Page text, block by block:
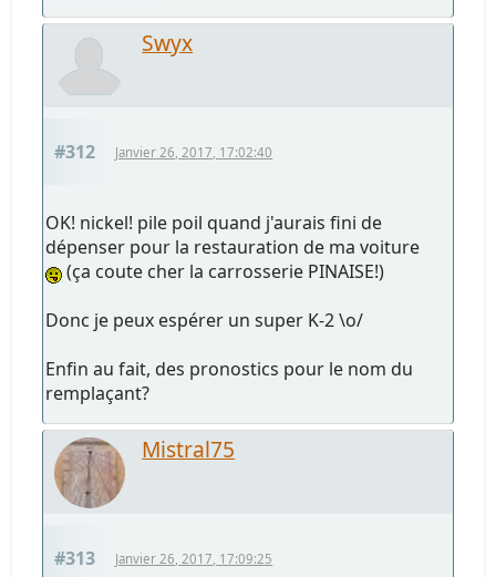
Swyx
#312 Janvier 26, 2017, 17:02:40
OK! nickel! pile poil quand j'aurais fini de
dépenser pour la restauration de ma voiture
(ça coute cher la carrosserie PINAISE!)
Donc je peux espérer un super K-2 \o/
Enfin au fait, des pronostics pour le nom du
remplaçant?
Mistral75
#313 Janvier 26, 2017, 17:09:25